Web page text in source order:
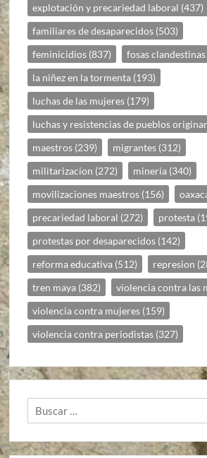
explotación y precariedad laboral (437)
familiares de desaparecidos (503)
feminicidios (837) fosas clandestinas
la niñez en la tormenta (193)
luchas de las mujeres (179)
luchas y resistencias de pueblos
maestros (239) migrantes (312)
militarizacion (272) mineria (340)
movilizaciones maestros (156)
precariedad laboral (272) protesta
protestas por desaparecidos (142)
reforma educativa (512) represion
tren maya (382) violencia contra las
violencia contra mujeres (159)
violencia contra periodistas (327)